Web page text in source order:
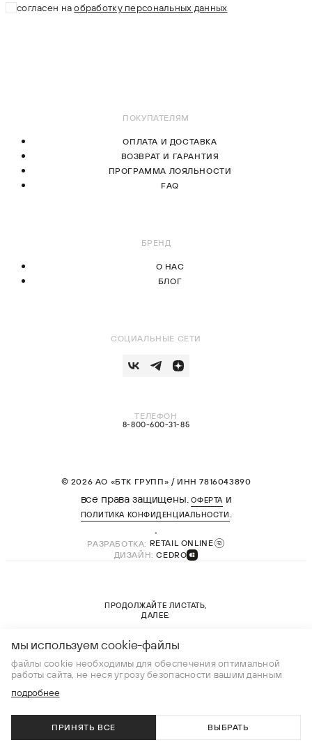
согласен наобработку персональных данных
СОЦИАЛЬНЫЕ СЕТИ
ТЕЛЕФОН
8-800-600-31-85
ПОКУПАТЕЛЯМ
ОПЛАТА И ДОСТАВКА
ВОЗВРАТ И ГАРАНТИЯ
ПРОГРАММА ЛОЯЛЬНОСТИ
FAQ
БРЕНД
О НАС
БЛОГ
© 2026 АО «БТК ГРУПП» / ИНН 7816043890
все права защищены.ОФЕРТА и
ПОЛИТИКА КОНФИДЕНЦИАЛЬНОСТИ
РАЗРАБОТКА: RETAIL ONLINE
ДИЗАЙН:CEDRO
ПРОДОЛЖАЙТЕ ЛИСТАТЬ,
ДАЛЕЕ:
новая коллекция
мы используем cookie-файлы
файлы cookie необходимы для обеспечения оптимальной
работы сайта, не неся угрозу безопасности вашим данным
подробнее
ПРИНЯТЬ ВСЕ ВЫБРАТЬ